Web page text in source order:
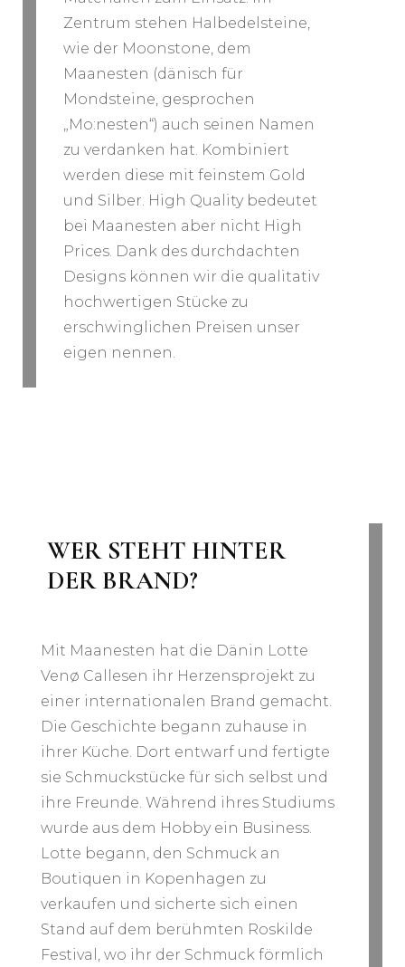
Zentrum stehen Halbedelsteine,
wie der Moonstone, dem
Maanesten (dänisch für
Mondsteine, gesprochen
„Mo:nesten“) auch seinen Namen
zu verdanken hat. Kombiniert
werden diese mit feinstem Gold
und Silber. High Quality bedeutet
bei Maanesten aber nicht High
Prices. Dank des durchdachten
Designs können wir die qualitativ
hochwertigen Stücke zu
erschwinglichen Preisen unser
eigen nennen.
WER STEHT HINTER
DER BRAND?
Mit Maanesten hat die Dänin Lotte
Venø Callesen ihr Herzensprojekt zu
einer internationalen Brand gemacht.
Die Geschichte begann zuhause in
ihrer Küche. Dort entwarf und fertigte
sie Schmuckstücke für sich selbst und
ihre Freunde. Während ihres Studiums
wurde aus dem Hobby ein Business.
Lotte begann, den Schmuck an
Boutiquen in Kopenhagen zu
verkaufen und sicherte sich einen
Stand auf dem berühmten Roskilde
Festival, wo ihr der Schmuck förmlich